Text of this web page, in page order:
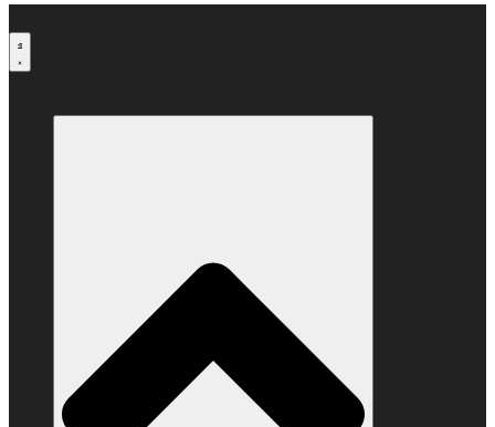
στο
περιεχόμενο